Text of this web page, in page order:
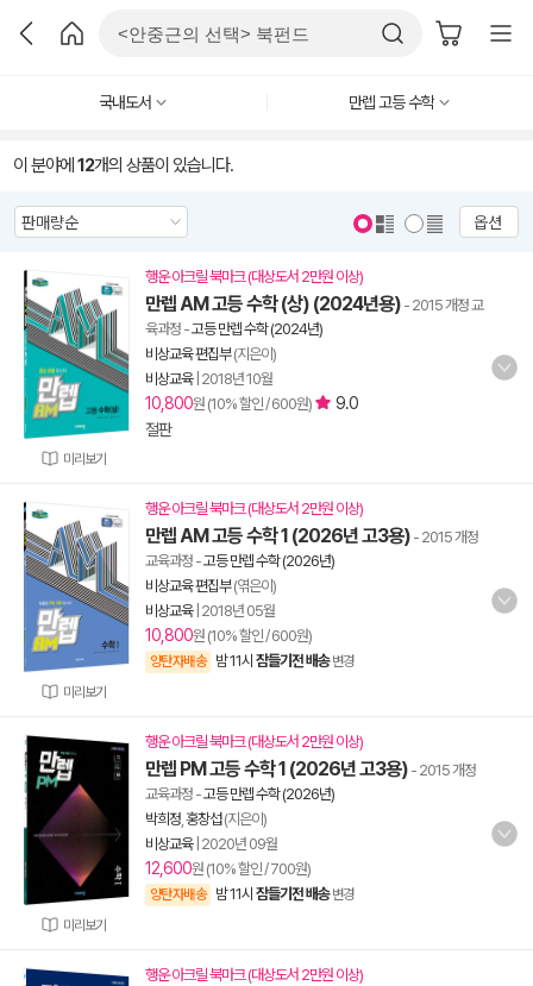
국내도서 만렙 고등 수학
이 분야에 12개의 상품이 있습니다.
옵션
미리보기
행운 아크릴 북마크 (대상도서 2만원 이상)
만렙 AM 고등 수학 (상) (2024년용) - 2015 개정 교
육과정 -고등 만렙 수학 (2024년)
비상교육 편집부(지은이)
비상교육| 2018년 10월
10,800원 (10% 할인 / 600원)
9.0
절판
미리보기
행운 아크릴 북마크 (대상도서 2만원 이상)
만렙 AM 고등 수학 1 (2026년 고3용) - 2015 개정
교육과정 -고등 만렙 수학 (2026년)
비상교육 편집부(엮은이)
비상교육| 2018년 05월
10,800원 (10% 할인 / 600원)
양탄자배송 밤 11시 잠들기전 배송 변경
미리보기
행운 아크릴 북마크 (대상도서 2만원 이상)
만렙 PM 고등 수학 1 (2026년 고3용) - 2015 개정
교육과정 -고등 만렙 수학 (2026년)
박희정 홍창섭(지은이)
비상교육| 2020년 09월
12,600원 (10% 할인 / 700원)
양탄자배송 밤 11시 잠들기전 배송 변경
행운 아크릴 북마크 (대상도서 2만원 이상)